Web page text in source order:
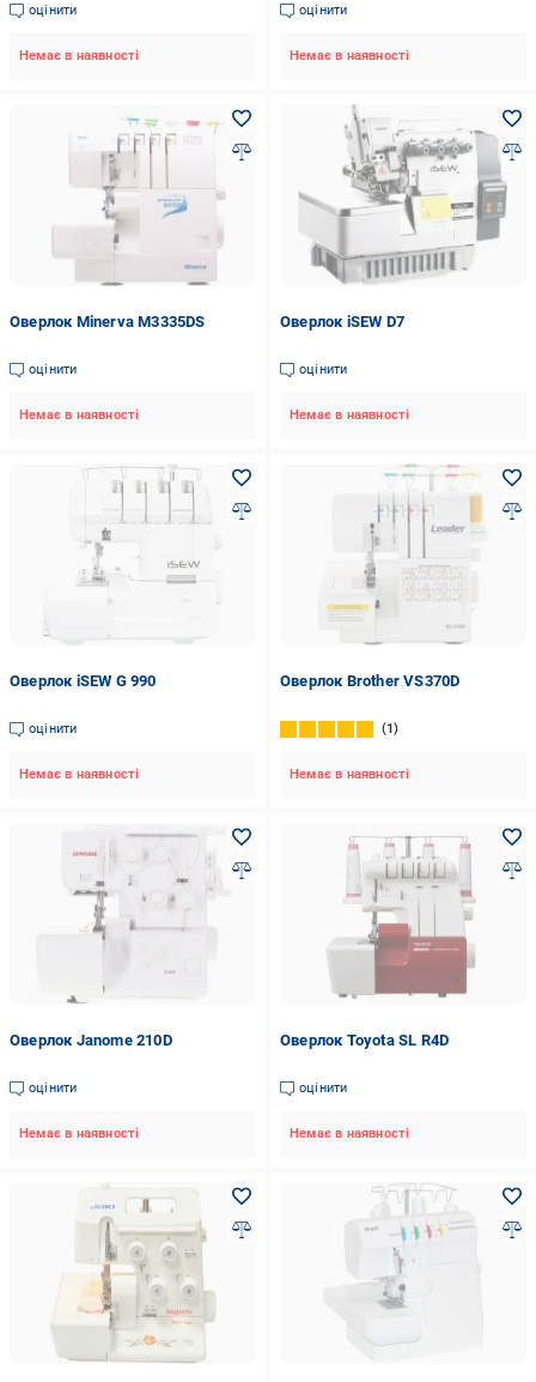
оцінити
Немає в наявності
оцінити
Немає в наявності
Оверлок Minerva M3335DS
оцінити
Немає в наявності
Оверлок iSEW D7
оцінити
Немає в наявності
Оверлок iSEW G 990
оцінити
Немає в наявності
Оверлок Brother VS370D
1
Немає в наявності
Оверлок Janome 210D
оцінити
Немає в наявності
Оверлок Toyota SL R4D
оцінити
Немає в наявності